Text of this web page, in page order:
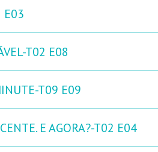
E03
T02 E08
T09 E09
E AGORA?-T02 E04